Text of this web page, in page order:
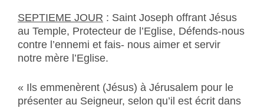
SEPTIEME JOUR : Saint Joseph offrant Jésus
au Temple, Protecteur de l’Eglise, Défends-nous
contre l’ennemi et fais- nous aimer et servir
notre mère l’Eglise.
« Ils emmenèrent (Jésus) à Jérusalem pour le
présenter au Seigneur, selon qu’il est écrit dans